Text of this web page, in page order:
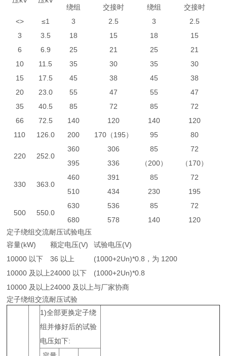
绕组
交接时 绕组
交接时
<>
≤1 3 2.5 3
2.5
3
3.5 18 15 18
15
6
6.9 25 21 25
21
10
11.5 35 30 35
30
15
17.5 45 38 45
38
20
23.0 55 47 55
47
35
40.5 85 72 85
72
66
72.5 140 120 140
120
110
126.0 200 170（195） 95 80
220 252.0
360 306 85
72
395
336 （200） （170）
330 363.0
460 391 85
72
510
434 230 195
500 550.0
630 536 85
72
680
578 140
120
定子绕组交流耐压试验电压
容量(kW)
额定电压(V)
试验电压(V)
10000 以下
36 以上
(1000+2Un)*0.8，为 1200
10000 及以上24000 以下
(1000+2Un)*0.8
10000 及以上24000 及以上与厂家协商
定子绕组交流耐压试验
1)全部更换定子绕
组并修好后的试验
电压如下: